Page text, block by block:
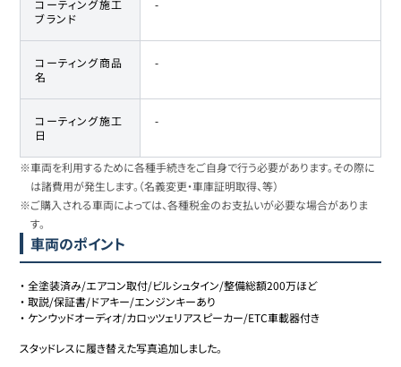
コーティング施工
ブランド
-
コーティング商品
名
-
コーティング施工
日
-
※車両を利用するために各種手続きをご自身で行う必要があります。その際に
は諸費用が発生します。（名義変更・車庫証明取得、等）
※ご購入される車両によっては、各種税金のお支払いが必要な場合がありま
す。
車両のポイント
・全塗装済み/エアコン取付/ビルシュタイン/整備総額200万ほど
・取説/保証書/ドアキー/エンジンキーあり
・ ケンウッドオーディオ/カロッツェリアスピーカー/ETC車載器付き
スタッドレスに履き替えた写真追加しました。